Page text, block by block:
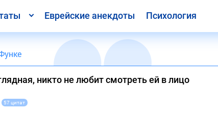
Еврейские анекдоты Психология
никто не любит смотреть ей в лицо
57 цитат